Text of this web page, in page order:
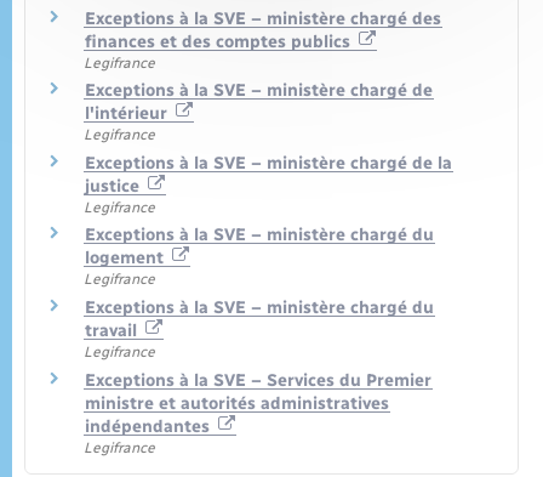
Exceptions à la SVE – ministère chargé des
finances et des comptes publics
Legifrance
Exceptions à la SVE – ministère chargé de
l'intérieur
Legifrance
Exceptions à la SVE – ministère chargé de la
justice
Legifrance
Exceptions à la SVE – ministère chargé du
logement
Legifrance
Exceptions à la SVE – ministère chargé du
travail
Legifrance
Exceptions à la SVE – Services du Premier
ministre et autorités administratives
indépendantes
Legifrance